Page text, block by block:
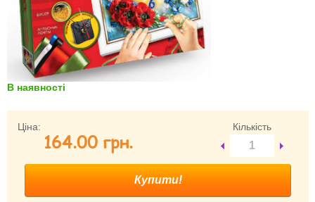
Запам'ятати мене
Забули свій пароль?
Забули своє Ім’я Користувача?
Зареєструватися
В наявності
Ціна:
164.00 грн.
Кількість